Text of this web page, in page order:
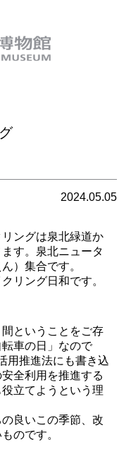
2024.05.05
ングは泉北緑道か
す。泉北ニュータ
）集合です。
リング日和です。
ということをご存
車の日」なので
用推進法にも書き込
全利用を推進する
立てようという理
良いこの季節、改
のです。